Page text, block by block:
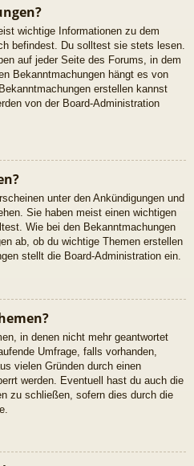
wichtige Informationen zu dem
befindest. Du solltest sie stets lesen.
auf jeder Seite des Forums, in dem
Bekanntmachungen hängt es von
erstellen kannst
von der Board-Administration
unter den Ankündigungen und
Sie haben meist einen wichtigen
Wie bei den Bekanntmachungen
ab, ob du wichtige Themen erstellen
stellt die Board-Administration ein.
in denen nicht mehr geantwortet
Umfrage, falls vorhanden,
vielen Gründen durch einen
werden. Eventuell hast du auch die
zu schließen, sofern dies durch die